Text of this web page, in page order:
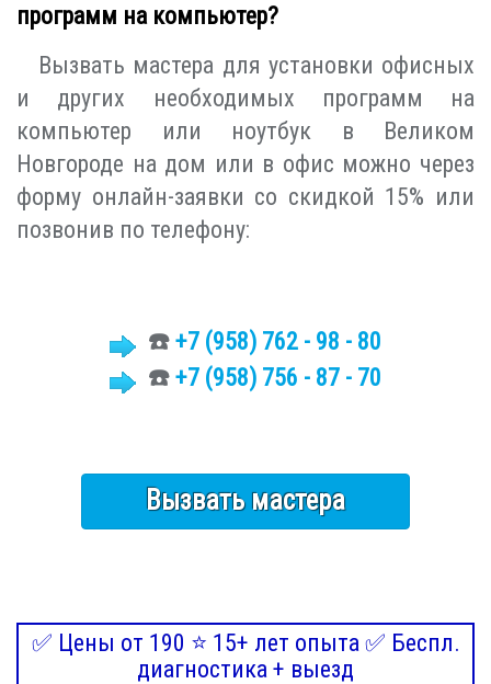
программ на компьютер?
Вызвать мастера для установки офисных
и других необходимых программ на
компьютер или ноутбук в Великом
Новгороде на дом или в офис можно через
форму онлайн-заявки со скидкой 15% или
позвонив по телефону:
☎️ +7 (958) 762 - 98 - 80
☎️ +7 (958) 756 - 87 - 70
Вызвать мастера
✅ Цены от 190 ⭐ 15+ лет опыта ✅ Беспл.
диагностика + выезд